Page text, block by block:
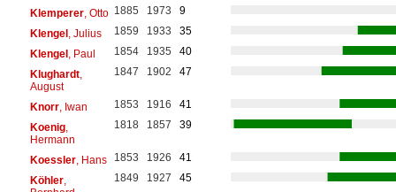
Klemperer, Otto 1885 1973
9
Klengel, Julius 1859 1933
35
Klengel, Paul 1854 1935
40
Klughardt,
August
1847 1902 47
Knorr, Iwan 1853 1916
41
Koenig,
Hermann
1818 1857 39
Koessler, Hans 1853 1926
41
Köhler,
1849 1927 45